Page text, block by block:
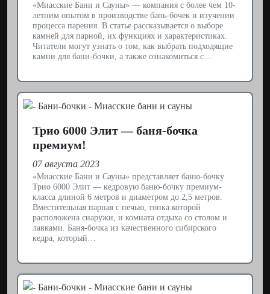
«Миасские Бани и Сауны» — компания с более чем 10-
летним опытом в производстве бань-бочек и изучении
процесса парения. В статье рассказывается о выборе
камней для парной, их функциях и характеристиках.
Читатели могут узнать о том, как выбрать подходящие
камни для бани-бочки, а также ознакомиться с…
Трио 6000 Элит — баня-бочка
премиум!
07 августа 2023
«Миасские Бани и Сауны» представляет баню-бочку
Трио 6000 Элит — кедровую баню-бочку премиум-
класса длиной 6 метров и диаметром до 2,5 метров.
Вместительная парная с печью, топка которой
расположена снаружи, и комната отдыха со столом и
лавками. Баня-бочка из качественного сибирского
кедра, который…